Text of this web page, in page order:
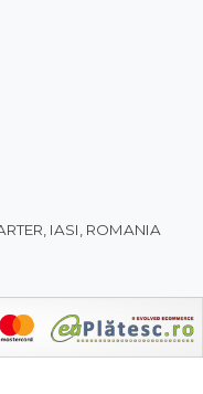
IASI, ROMANIA